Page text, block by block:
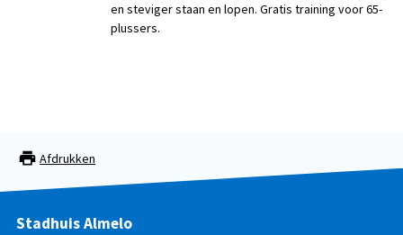
en steviger staan en lopen. Gratis training voor 65-
plussers.
Afdrukken
Stadhuis Almelo